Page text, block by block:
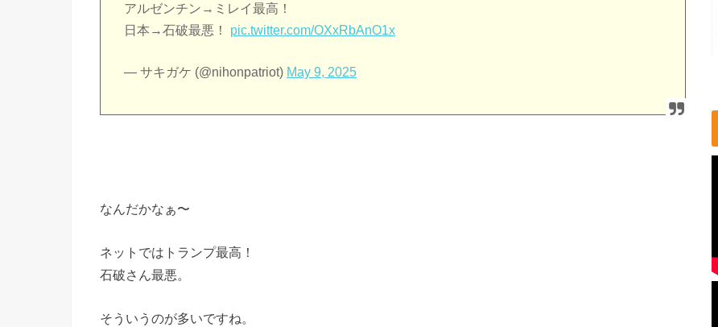
アルゼンチン→ミレイ最高！
日本→石破最悪！ pic.twitter.com/OXxRbAnO1x
— サキガケ (@nihonpatriot) May 9, 2025
なんだかなぁ〜
ネットではトランプ最高！
石破さん最悪。
そういうのが多いですね。